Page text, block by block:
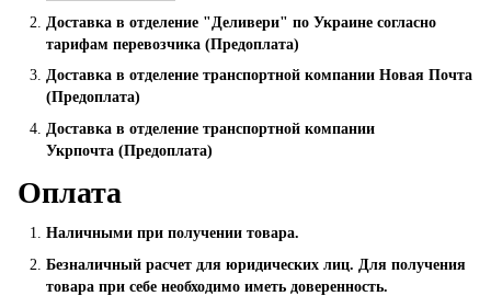
Доставка в отделение "Деливери" по Украине согласно
тарифам перевозчика (Предоплата)
Доставка в отделение транспортной компании Новая Почта
(Предоплата)
Доставка в отделение транспортной компании
Укрпочта (Предоплата)
Оплата
Наличными при получении товара.
Безналичный расчет для юридических лиц. Для получения
товара при себе необходимо иметь доверенность.